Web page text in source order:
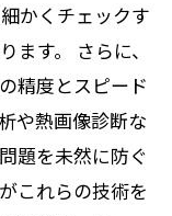
かくチェックす
ます。 さらに、
精度とスピード
や熱画像診断な
題を未然に防ぐ
これらの技術を